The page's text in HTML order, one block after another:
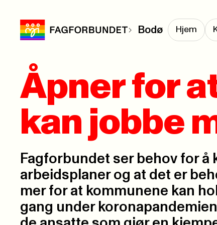
Bodø Hjem
Åpner for
kan jobbe
Fagforbundet ser behov for å
arbeidsplaner og at det er
mer for at kommunene kan
gang under